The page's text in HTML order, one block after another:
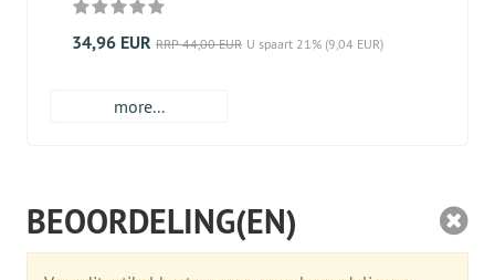
34,96 EUR RRP 44,00 EUR U spaart 21% (9,04 EUR)
more...
BEOORDELING(EN)